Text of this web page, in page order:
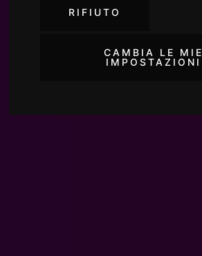
RIFIUTO
CAMBIA LE MIE
IMPOSTAZIONI